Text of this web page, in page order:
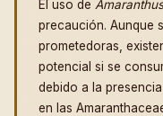
El uso de
precaución. Aunque
prometedoras,
potencial si se
debido a la
en las